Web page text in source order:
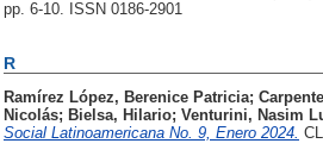
pp. 6-10. ISSN 0186-2901
R
Ramírez López, Berenice Patricia;
Nicolás; Bielsa, Hilario; Venturini, Nasim
Social Latinoamericana No. 9, Enero 2024.